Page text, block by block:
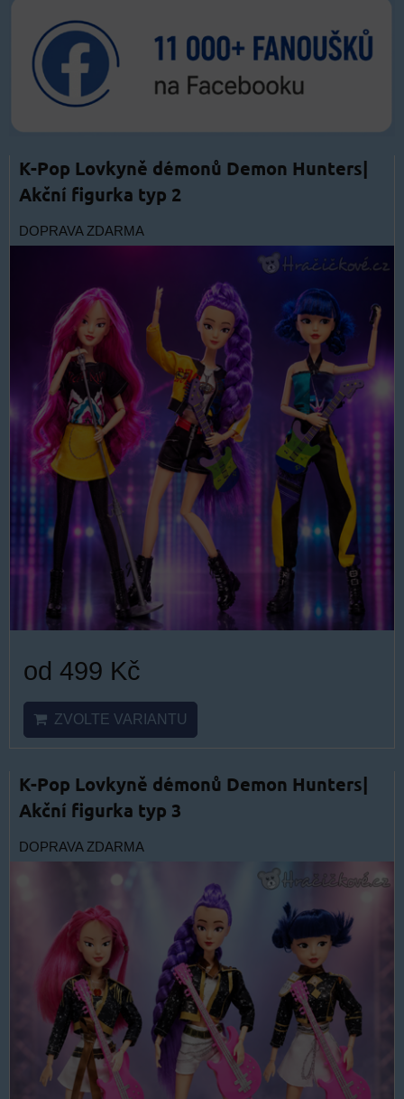
K-Pop Lovkyně démonů Demon Hunters|
Akční figurka typ 2
DOPRAVA ZDARMA
od 499 Kč
ZVOLTE VARIANTU
K-Pop Lovkyně démonů Demon Hunters|
Akční figurka typ 3
DOPRAVA ZDARMA